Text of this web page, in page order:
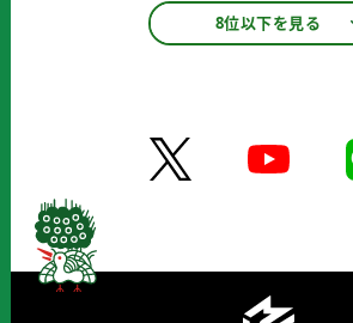
8位以下を見る